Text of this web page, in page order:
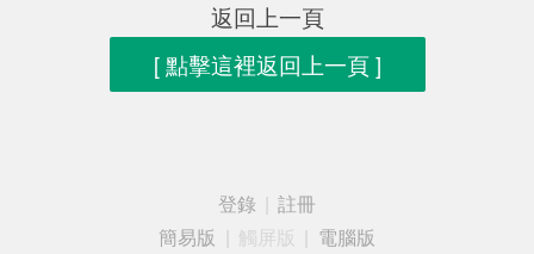
返回上一頁
[ 點擊這裡返回上一頁 ]
登錄
註冊
簡易版
觸屏版
電腦版